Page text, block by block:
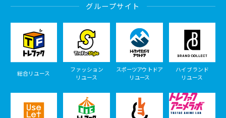
グループサイト
総合リユース
ファッション
リユース
スポーツアウトドア
リユース
ハイブランド
リユース